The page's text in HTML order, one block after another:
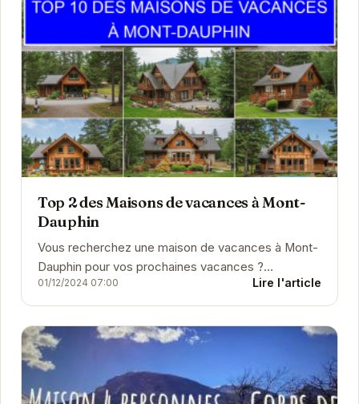
Top 2 des Maisons de vacances à Mont-
Dauphin
Vous recherchez une maison de vacances à Mont-
Dauphin pour vos prochaines vacances ?
Découvrez notre large sélection de locations, des
chalets confor...
01/12/2024 07:00 Lire l'article